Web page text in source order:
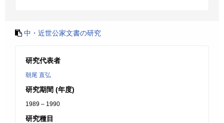
中・近世公家文書の研究
研究代表者
朝尾 直弘
研究期間 (年度)
1989 – 1990
研究種目